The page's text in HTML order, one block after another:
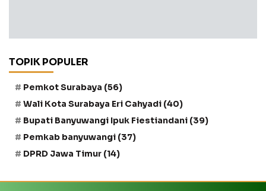
TOPIK POPULER
Pemkot Surabaya (56)
Wali Kota Surabaya Eri Cahyadi (40)
Bupati Banyuwangi Ipuk Fiestiandani (39)
Pemkab banyuwangi (37)
DPRD Jawa Timur (14)